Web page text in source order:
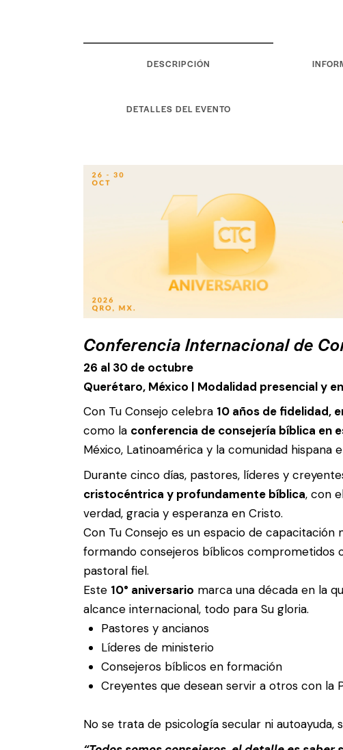
DESCRIPCIÓN
DETALLES DEL EVENTO
Conferencia Internacional de
26 al 30 de octubre
Querétaro, México | Modalidad presencial y
Con Tu Consejo celebra 10 años de fidelidad,
como la conferencia de consejería bíblica en
México, Latinoamérica y la comunidad hispana
Durante cinco días, pastores, líderes y
cristocéntrica y profundamente bíblica, con
verdad, gracia y esperanza en Cristo.
Con Tu Consejo es un espacio de capacitación
formando consejeros bíblicos comprometidos
pastoral fiel.
Este 10° aniversario marca una década en la
alcance internacional, todo para Su gloria.
Pastores y ancianos
Líderes de ministerio
Consejeros bíblicos en formación
Creyentes que desean servir a otros con la
No se trata de psicología secular ni autoayuda,